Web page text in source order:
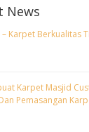
News
Karpet Berkualitas
Karpet Masjid
Pemasangan